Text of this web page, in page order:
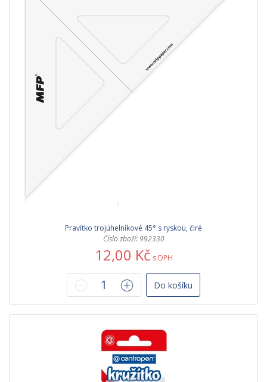
Pravítko trojúhelníkové 45° s ryskou, čiré
Číslo zboží: 992330
12,00 Kč s DPH
Do košíku